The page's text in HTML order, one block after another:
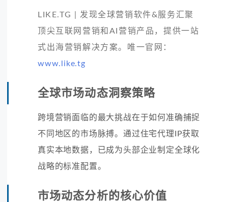
LIKE.TG | 发现全球营销软件&服务汇聚
顶尖互联网营销和AI营销产品，提供一站
式出海营销解决方案。唯一官网：
www.like.tg
全球市场动态洞察策略
跨境营销面临的最大挑战在于如何准确捕捉
不同地区的市场脉搏。通过住宅代理IP获取
真实本地数据，已成为头部企业制定全球化
战略的标准配置。
市场动态分析的核心价值